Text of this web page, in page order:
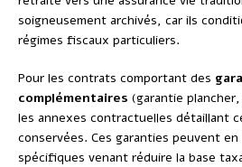
soigneusement archivés, car ils
régimes fiscaux particuliers.
Pour les contrats comportant des
complémentaires (garantie
les annexes contractuelles détaillant
conservées. Ces garanties peuvent
spécifiques venant réduire la base